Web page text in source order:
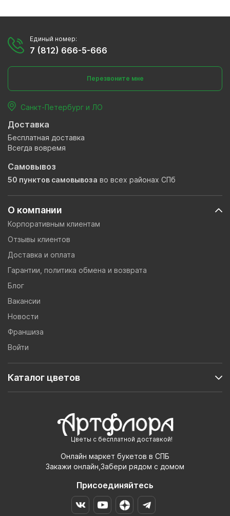
Цветы с бесплатной доставкой!
Онлайн маркет букетов в СПБ
Закажи онлайн,Забери рядом с домом
Присоединяйтесь
О компании
Корпоративным клиентам
Отзывы клиентов
Доставка и оплата
Гарантии, политика обмена и возврата
Блог
Вакансии
Новости
Франшиза
Войти
Каталог цветов
Единый номер:
7 (812) 666-5-666
Перезвоните мне
Санкт-Петербург и ЛО
Доставка
Бесплатная доставка
Всегда вовремя
Самовывоз
50 пунктов самовывоза во всех районах СПб